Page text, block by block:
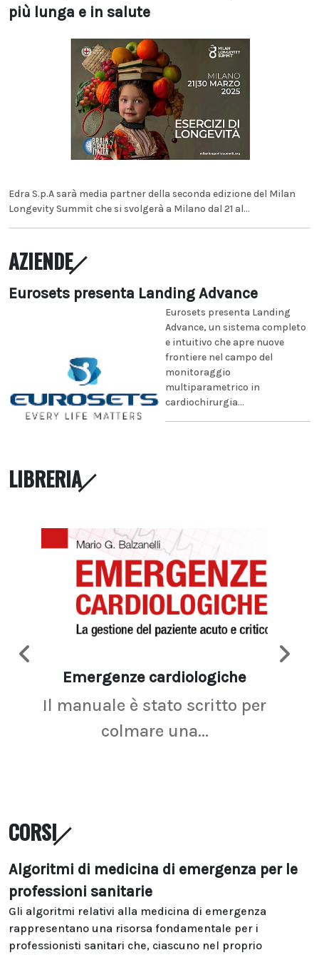
più lunga e in salute
Edra S.p.A sarà media partner della seconda edizione del Milan
Longevity Summit che si svolgerà a Milano dal 21 al...
AZIENDE
Eurosets presenta Landing Advance
Eurosets presenta Landing
Advance, un sistema completo
e intuitivo che apre nuove
frontiere nel campo del
monitoraggio
multiparametrico in
cardiochirurgia...
LIBRERIA
Emergenze cardiologiche
Il manuale è stato scritto per
colmare una...
CORSI
Algoritmi di medicina di emergenza per le
professioni sanitarie
Gli algoritmi relativi alla medicina di emergenza
rappresentano una risorsa fondamentale per i
professionisti sanitari che, ciascuno nel proprio